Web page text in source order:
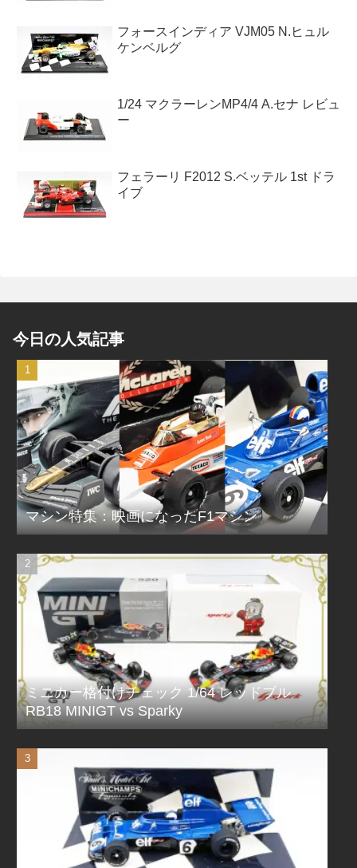
フォースインディア VJM05 N.ヒュル
ケンベルグ
1/24 マクラーレンMP4/4 A.セナ レビュ
ー
フェラーリ F2012 S.ベッテル 1st ドラ
イブ
今日の人気記事
マシン特集：映画になったF1マシン
ミニカー格付けチェック 1/64 レッドブル
RB18 MINIGT vs Sparky